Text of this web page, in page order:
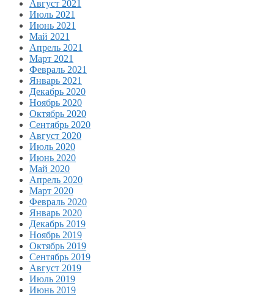
Август 2021
Июль 2021
Июнь 2021
Май 2021
Апрель 2021
Март 2021
Февраль 2021
Январь 2021
Декабрь 2020
Ноябрь 2020
Октябрь 2020
Сентябрь 2020
Август 2020
Июль 2020
Июнь 2020
Май 2020
Апрель 2020
Март 2020
Февраль 2020
Январь 2020
Декабрь 2019
Ноябрь 2019
Октябрь 2019
Сентябрь 2019
Август 2019
Июль 2019
Июнь 2019